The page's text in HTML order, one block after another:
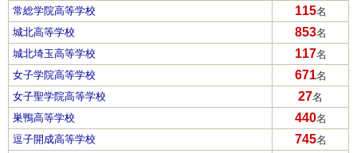
常総学院高等学校
115名
城北高等学校
853名
城北埼玉高等学校
117名
女子学院高等学校
671名
女子聖学院高等学校
27名
巣鴨高等学校
440名
逗子開成高等学校
745名